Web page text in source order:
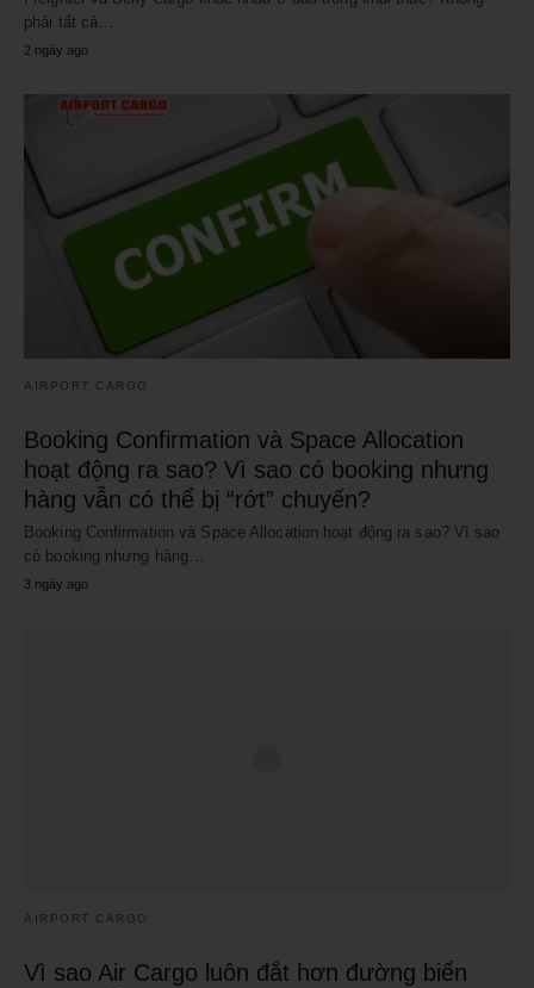
phải tất cả…
2 ngày ago
AIRPORT CARGO
Booking Confirmation và Space Allocation
hoạt động ra sao? Vì sao có booking nhưng
hàng vẫn có thể bị “rớt” chuyến?
Booking Confirmation và Space Allocation hoạt động ra sao? Vì sao
có booking nhưng hàng…
3 ngày ago
AIRPORT CARGO
Vì sao Air Cargo luôn đắt hơn đường biển